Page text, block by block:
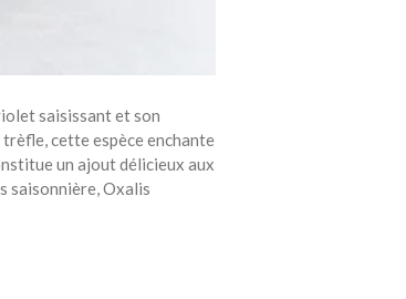
saisissant et son
cette espèce enchante
un ajout délicieux aux
saisonnière, Oxalis